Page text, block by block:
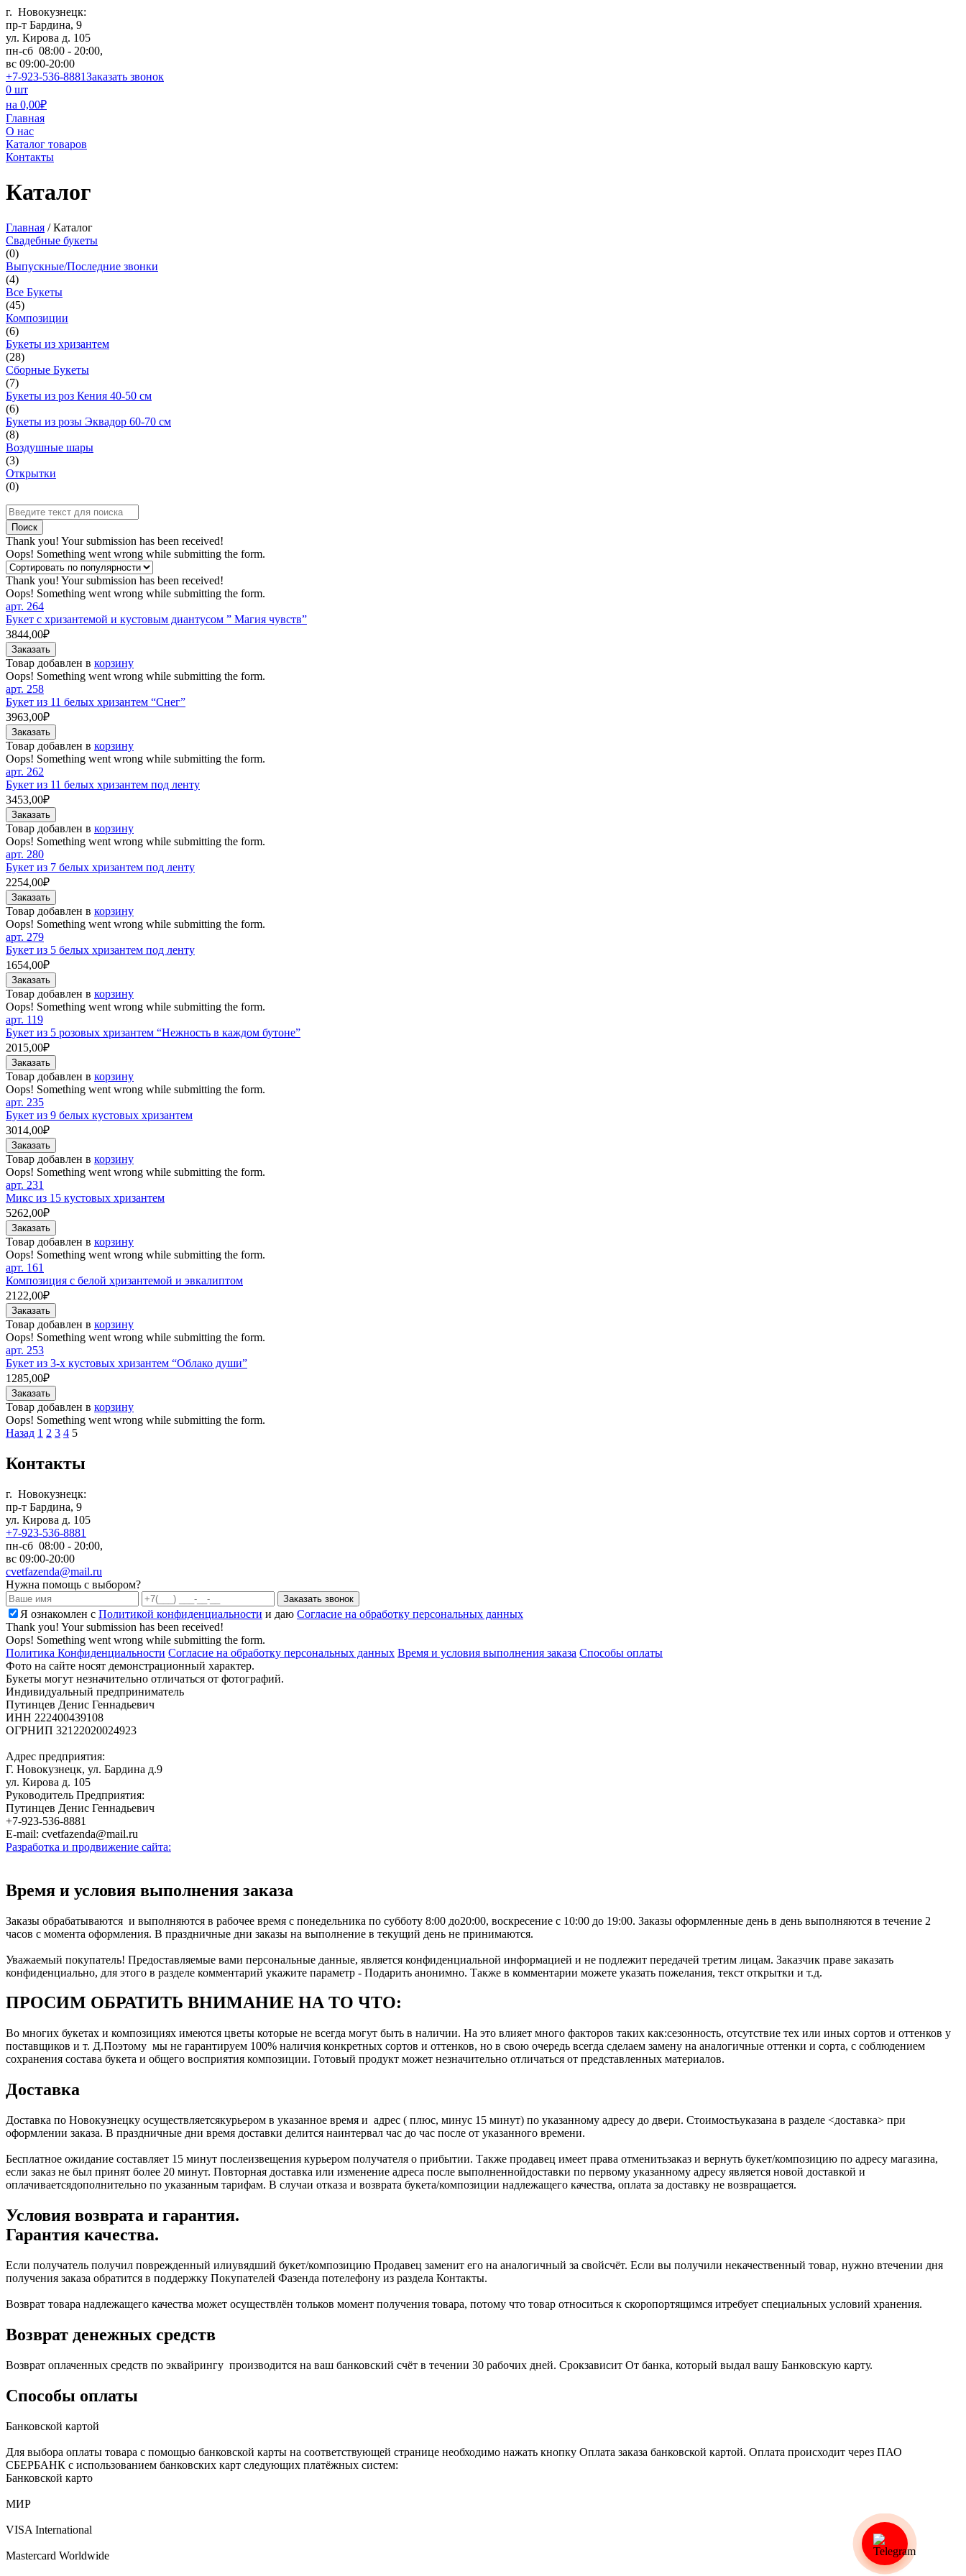
г. Новокузнецк:
пр-т Бардина, 9
ул. Кирова д. 105
пн-сб 08:00 - 20:00,
вс 09:00-20:00
+7-923-536-8881Заказать звонок
0 шт
на 0,00₽
Главная
О нас
Каталог товаров
Контакты
Каталог
Главная /Каталог
Свадебные букеты
(0)
Выпускные/Последние звонки
(4)
Все Букеты
(45)
Композиции
(6)
Букеты из хризантем
(28)
Сборные Букеты
(7)
Букеты из роз Кения 40-50 см
(6)
Букеты из розы Эквадор 60-70 см
(8)
Воздушные шары
(3)
Открытки
(0)
Thank you! Your submission has been received!
Oops! Something went wrong while submitting the form.
Thank you! Your submission has been received!
Oops! Something went wrong while submitting the form.
арт. 264
Букет с хризантемой и кустовым диантусом ” Магия чувств”
3844,00₽
Товар добавлен в корзину
Oops! Something went wrong while submitting the form.
арт. 258
Букет из 11 белых хризантем “Снег”
3963,00₽
Товар добавлен в корзину
Oops! Something went wrong while submitting the form.
арт. 262
Букет из 11 белых хризантем под ленту
3453,00₽
Товар добавлен в корзину
Oops! Something went wrong while submitting the form.
арт. 280
Букет из 7 белых хризантем под ленту
2254,00₽
Товар добавлен в корзину
Oops! Something went wrong while submitting the form.
арт. 279
Букет из 5 белых хризантем под ленту
1654,00₽
Товар добавлен в корзину
Oops! Something went wrong while submitting the form.
арт. 119
Букет из 5 розовых хризантем “Нежность в каждом бутоне”
2015,00₽
Товар добавлен в корзину
Oops! Something went wrong while submitting the form.
арт. 235
Букет из 9 белых кустовых хризантем
3014,00₽
Товар добавлен в корзину
Oops! Something went wrong while submitting the form.
арт. 231
Микс из 15 кустовых хризантем
5262,00₽
Товар добавлен в корзину
Oops! Something went wrong while submitting the form.
арт. 161
Композиция с белой хризантемой и эвкалиптом
2122,00₽
Товар добавлен в корзину
Oops! Something went wrong while submitting the form.
арт. 253
Букет из 3-х кустовых хризантем “Облако души”
1285,00₽
Товар добавлен в корзину
Oops! Something went wrong while submitting the form.
Назад 1 2 3 4 5
Контакты
г. Новокузнецк:
пр-т Бардина, 9
ул. Кирова д. 105
+7-923-536-8881
пн-сб 08:00 - 20:00,
вс 09:00-20:00
cvetfazenda@mail.ru
Нужна помощь с выбором?
Я ознакомлен с Политикой конфиденциальности и даю Cогласие на обработку персональных данных
Thank you! Your submission has been received!
Oops! Something went wrong while submitting the form.
Политика Конфиденциальности Согласие на обработку персональных данных Время и условия выполнения заказа Способы оплаты
Фото на сайте носят демонстрационный характер.
Букеты могут незначительно отличаться от фотографий.
Индивидуальный предприниматель
Путинцев Денис Геннадьевич
ИНН 222400439108
ОГРНИП 32122020024923
Адрес предприятия:
Г. Новокузнецк, ул. Бардина д.9
ул. Кирова д. 105
Руководитель Предприятия:
Путинцев Денис Геннадьевич
+7-923-536-8881
E-mail: cvetfazenda@mail.ru
Разработка и продвижение сайта:
Время и условия выполнения заказа
Заказы обрабатываются и выполняются в рабочее время с понедельника по субботу 8:00 до20:00, воскресение с 10:00 до 19:00. Заказы оформленные день в день выполняются в течение 2
часов с момента оформления. В праздничные дни заказы на выполнение в текущий день не принимаются.
Уважаемый покупатель! Предоставляемые вами персональные данные, является конфиденциальной информацией и не подлежит передачей третим лицам. Заказчик праве заказать
конфиденциально, для этого в разделе комментарий укажите параметр - Подарить анонимно. Также в комментарии можете указать пожелания, текст открытки и т.д.
ПРОСИМ ОБРАТИТЬ ВНИМАНИЕ НА ТО ЧТО:
Во многих букетах и композициях имеются цветы которые не всегда могут быть в наличии. На это влияет много факторов таких как:сезонность, отсутствие тех или иных сортов и оттенков у
поставщиков и т. Д.Поэтому мы не гарантируем 100% наличия конкретных сортов и оттенков, но в свою очередь всегда сделаем замену на аналогичные оттенки и сорта, с соблюдением
сохранения состава букета и общего восприятия композиции. Готовый продукт может незначительно отличаться от представленных материалов.
Доставка
Доставка по Новокузнецку осуществляетсякурьером в указанное время и адрес ( плюс, минус 15 минут) по указанному адресу до двери. Стоимостьуказана в разделе <доставка> при
оформлении заказа. В праздничные дни время доставки делится наинтервал час до час после от указанного времени.
Бесплатное ожидание составляет 15 минут послеизвещения курьером получателя о прибытии. Также продавец имеет права отменитьзаказ и вернуть букет/композицию по адресу магазина,
если заказ не был принят более 20 минут. Повторная доставка или изменение адреса после выполненнойдоставки по первому указанному адресу является новой доставкой и
оплачиваетсядополнительно по указанным тарифам. В случаи отказа и возврата букета/композиции надлежащего качества, оплата за доставку не возвращается.
Условия возврата и гарантия.
Гарантия качества.
Если получатель получил поврежденный илиувядший букет/композицию Продавец заменит его на аналогичный за свойсчёт. Если вы получили некачественный товар, нужно втечении дня
получения заказа обратится в поддержку Покупателей Фазенда потелефону из раздела Контакты.
Возврат товара надлежащего качества может осуществлён тольков момент получения товара, потому что товар относиться к скоропортящимся итребует специальных условий хранения.
Возврат денежных средств
Возврат оплаченных средств по эквайрингу производится на ваш банковский счёт в течении 30 рабочих дней. Срокзависит От банка, который выдал вашу Банковскую карту.
Способы оплаты
Банковской картой
Для выбора оплаты товара с помощью банковской карты на соответствующей странице необходимо нажать кнопку Оплата заказа банковской картой. Оплата происходит через ПАО
СБЕРБАНК с использованием банковских карт следующих платёжных систем:
Банковской карто
МИР
VISA International
Mastercard Worldwide